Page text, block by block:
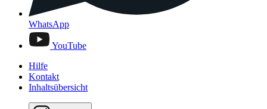
WhatsApp
YouTube
Hilfe
Kontakt
Inhaltsübersicht